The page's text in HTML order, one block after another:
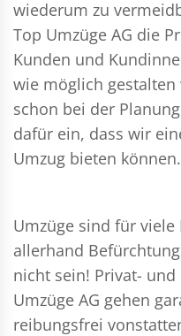
wiederum zu
Top Umzüge AG die
Kunden und
wie möglich
schon bei der
dafür ein, dass wir
Umzug bieten können.
Umzüge sind für
allerhand
nicht sein! Privat-
Umzüge AG gehen
reibungsfrei